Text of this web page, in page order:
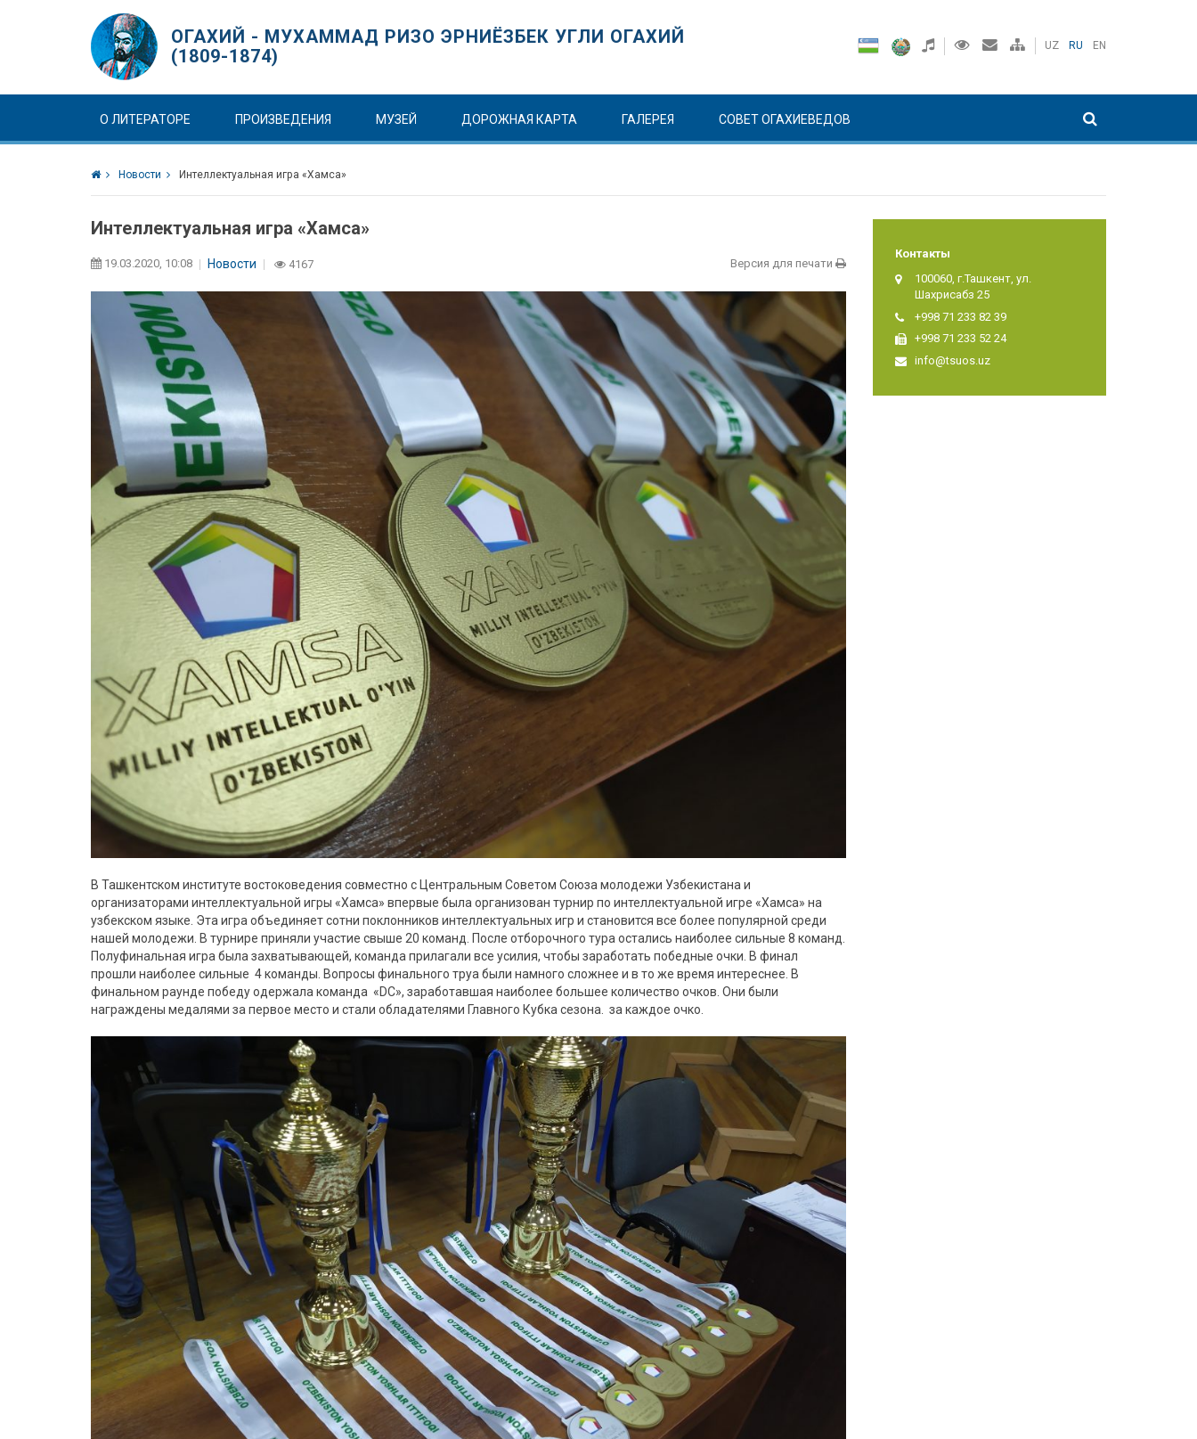
ОГАХИЙ - МУХАММАД РИЗО ЭРНИЁЗБЕК УГЛИ ОГАХИЙ
(1809-1874)
UZ RU EN
О ЛИТЕРАТОРЕ ПРОИЗВЕДЕНИЯ МУЗЕЙ ДОРОЖНАЯ КАРТА ГАЛЕРЕЯ СОВЕТ ОГАХИЕВЕДОВ
Новости Интеллектуальная игра «Хамса»
Интеллектуальная игра «Хамса»
19.03.2020, 10:08 Новости 4167 Версия для печати
В Ташкентском институте востоковедения совместно с Центральным Советом Союза молодежи Узбекистана и
организаторами интеллектуальной игры «Хамса» впервые была организован турнир по интеллектуальной игре «Хамса» на
узбекском языке. Эта игра объединяет сотни поклонников интеллектуальных игр и становится все более популярной среди
нашей молодежи. В турнире приняли участие свыше 20 команд. После отборочного тура остались наиболее сильные 8 команд.
Полуфинальная игра была захватывающей, команда прилагали все усилия, чтобы заработать победные очки. В финал
прошли наиболее сильные 4 команды. Вопросы финального труа были намного сложнее и в то же время интереснее. В
финальном раунде победу одержала команда «DC», заработавшая наиболее большее количество очков. Они были
награждены медалями за первое место и стали обладателями Главного Кубка сезона. за каждое очко.
Контакты
100060, г.Ташкент, ул.
Шахрисабз 25
+998 71 233 82 39
+998 71 233 52 24
info@tsuos.uz